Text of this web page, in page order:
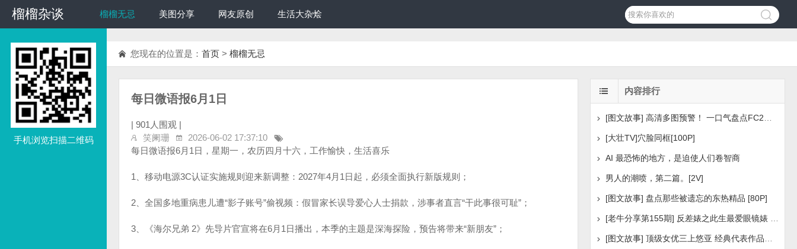
榴榴杂谈
榴榴杂谈 榴榴无忌 美图分享 网友原创 生活大杂烩
手机浏览扫描二维码
您现在的位置是： 首页 > 榴榴无忌
每日微语报6月1日
| 901人围观 |
笑阑珊
2026-06-02 17:37:10
每日微语报6月1日，星期一，农历四月十六，工作愉快，生活喜乐
1、移动电源3C认证实施规则迎来新调整：2027年4月1日起，必须全面执行新版规则；
2、全国多地重病患儿遭“影子账号”偷视频：假冒家长误导爱心人士捐款，涉事者直言“干此事很可耻”；
3、《海尔兄弟 2》先导片官宣将在6月1日播出，本季的主题是深海探险，预告将带来“新朋友”；
内容排行
[大壮TV]穴脸同框[100P]
AI 最恐怖的地方，是迫使人们卷智商
男人的潮喷，第二篇。[2V]
[图文故事] 盘点那些被遗忘的东热精品 [80P]